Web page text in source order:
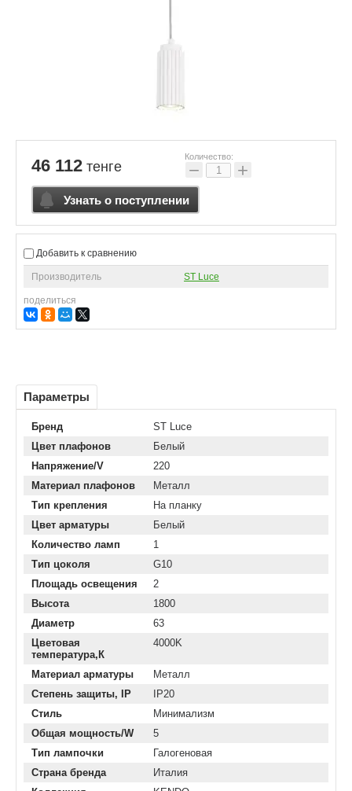
46 112 тенге
Количество:
− +
Узнать о поступлении
Добавить к сравнению
Производитель ST Luce
поделиться
Параметры
Бренд
ST Luce
Цвет плафонов
Белый
Напряжение/V
220
Материал плафонов
Металл
Тип крепления
На планку
Цвет арматуры
Белый
Количество ламп
1
Тип цоколя
G10
Площадь освещения
2
Высота
1800
Диаметр
63
Цветовая
температура,К
4000K
Материал арматуры
Металл
Степень защиты, IP
IP20
Стиль
Минимализм
Общая мощность/W
5
Тип лампочки
Галогеновая
Страна бренда
Италия